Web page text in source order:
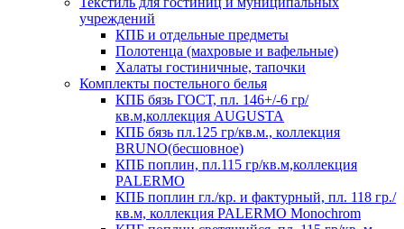
учреждений
КПБ и отдельные предметы
Полотенца (махровые и вафельные)
Халаты гостиничные, тапочки
Комплекты постельного белья
КПБ бязь ГОСТ, пл. 146+/-6 гр/
кв.м,коллекция AUGUSTA
КПБ бязь пл.125 гр/кв.м., коллекция
BRUNO(бесшовное)
КПБ поплин, пл.115 гр/кв.м,коллекция
PALERMO
КПБ поплин гл./кр. и фактурный, пл. 118 гр./
кв.м, коллекция PALERMO Monochrom